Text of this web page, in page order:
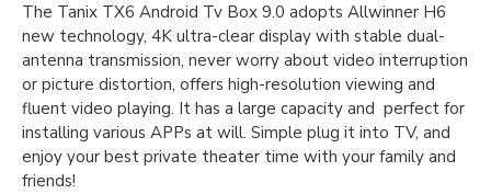
The Tanix TX6 Android Tv Box 9.0 adopts Allwinner H6
new technology, 4K ultra-clear display with stable dual-
antenna transmission, never worry about video interruption
or picture distortion, offers high-resolution viewing and
fluent video playing. It has a large capacity and perfect for
installing various APPs at will. Simple plug it into TV, and
enjoy your best private theater time with your family and
friends!